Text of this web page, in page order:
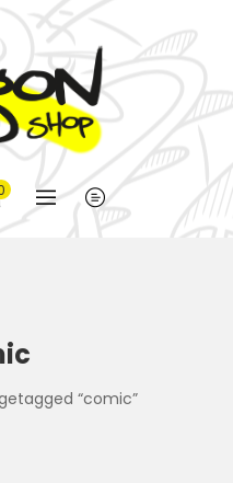
“comic”